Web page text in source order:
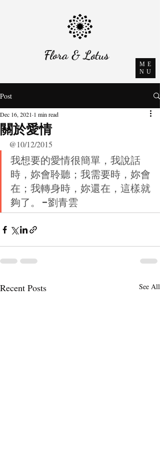
ME
NU
Flora & Lotus
Post
關於愛情
Dec 16, 2021 1 min read
@10/12/2015
我想要的愛情很簡單，我說話
時，妳會聆聽；我需要時，妳會
在；我轉身時，妳還在，這樣就
夠了。 -劉青雲
Recent Posts See All